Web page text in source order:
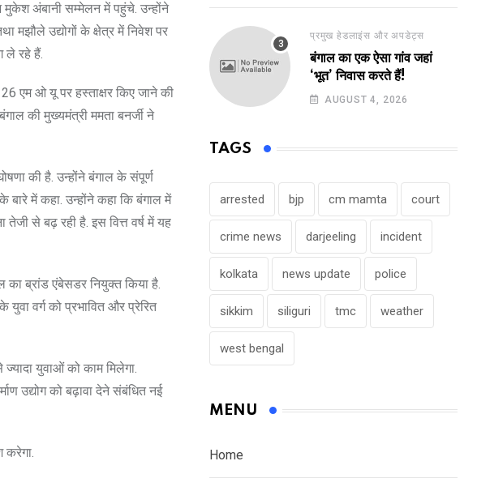
मुकेश अंबानी सम्मेलन में पहुंचे. उन्होंने
मझौले उद्योगों के क्षेत्र में निवेश पर
ले रहे हैं.
26 एम ओ यू पर हस्ताक्षर किए जाने की
की मुख्यमंत्री ममता बनर्जी ने
की है. उन्होंने बंगाल के संपूर्ण
बारे में कहा. उन्होंने कहा कि बंगाल में
से बढ़ रही है. इस वित्त वर्ष में यह
का ब्रांड एंबेसडर नियुक्त किया है.
वर्ग को प्रभावित और प्रेरित
युवाओं को काम मिलेगा.
उद्योग को बढ़ावा देने संबंधित नई
करेगा.
प्रमुख हेडलाइंस और अपडेट्स
बंगाल का एक ऐसा गांव जहां
‘भूत’ निवास करते हैं!
AUGUST 4, 2026
TAGS
arrested bjp cm mamta court
crime news darjeeling incident
kolkata news update police
sikkim siliguri tmc weather
west bengal
MENU
Home